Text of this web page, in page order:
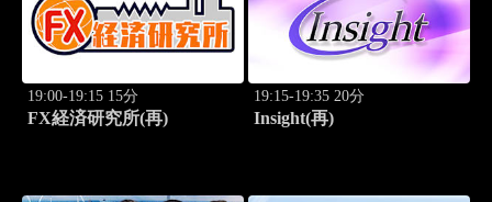
19:00-19:15 15分
FX経済研究所(再)
19:15-19:35 20分
Insight(再)